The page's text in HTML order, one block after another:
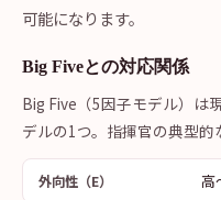
可能になります。
Big Fiveとの対応関係
Big Five（5因子モデル）は
デルの1つ。指揮官の典型的
外向性（E） 高